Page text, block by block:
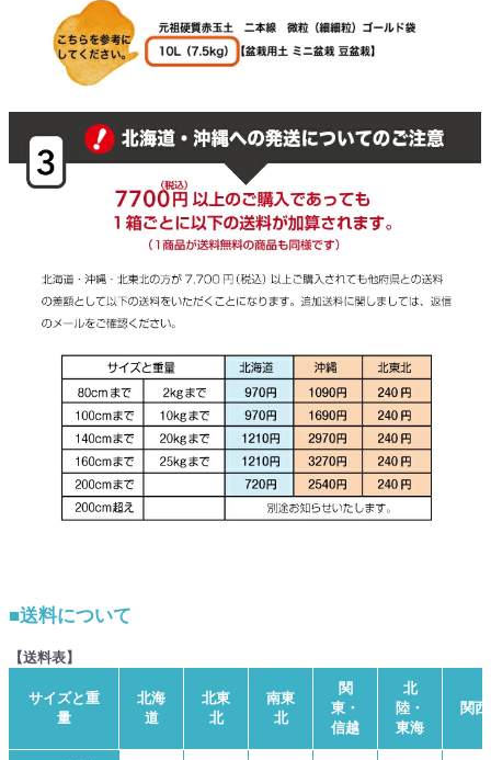
■送料について
【送料表】
サイズと重
量
北海
道
北東
北
南東
北
関
東・
信越
北
陸・
東海
関西